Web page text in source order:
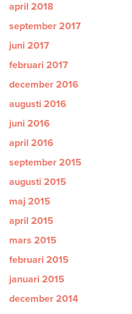
april 2018
september 2017
juni 2017
februari 2017
december 2016
augusti 2016
juni 2016
april 2016
september 2015
augusti 2015
maj 2015
april 2015
mars 2015
februari 2015
januari 2015
december 2014